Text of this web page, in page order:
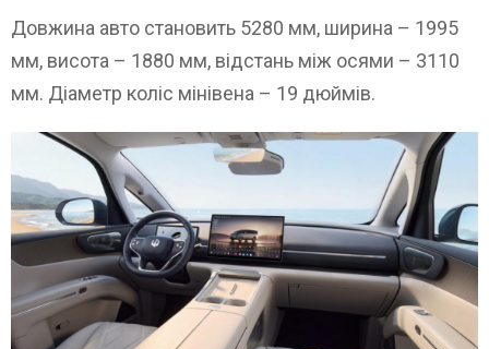
Довжина авто становить 5280 мм, ширина – 1995
мм, висота – 1880 мм, відстань між осями – 3110
мм. Діаметр коліс мінівена – 19 дюймів.